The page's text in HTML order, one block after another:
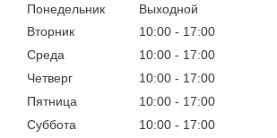
Понедельник
Выходной
Вторник
10:00
17:00
Среда
10:00
17:00
Четверг
10:00
17:00
Пятница
10:00
17:00
Суббота
10:00
17:00